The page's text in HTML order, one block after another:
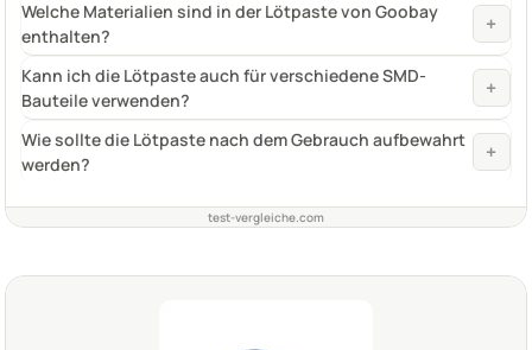
Welche Materialien sind in der Lötpaste von Goobay
enthalten?
+
Kann ich die Lötpaste auch für verschiedene SMD-
Bauteile verwenden?
+
Wie sollte die Lötpaste nach dem Gebrauch aufbewahrt
werden?
+
test-vergleiche.com